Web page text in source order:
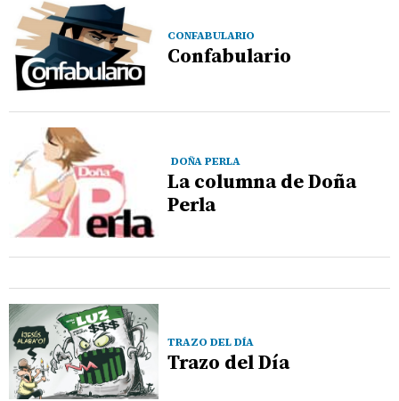
CONFABULARIO
Confabulario
DOÑA PERLA
La columna de Doña
Perla
TRAZO DEL DÍA
Trazo del Día